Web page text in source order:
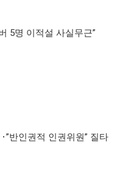
5명 이적설 사실무근”
반인권적 인권위원” 질타